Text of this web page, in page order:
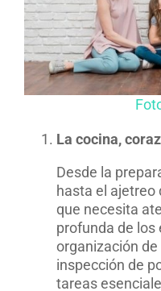
La cocina,
Desde la
hasta el ajetreo
que necesita
profunda de
organización
inspección de
tareas